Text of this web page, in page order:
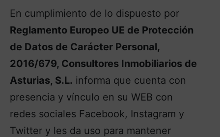
En cumplimiento de lo dispuesto por
Reglamento Europeo UE de Protección
de Datos de Carácter Personal,
2016/679, Consultores Inmobiliarios de
Asturias, S.L. informa que cuenta con
presencia y vínculo en su WEB con
redes sociales Facebook, Instagram y
Twitter y les da uso para mantener